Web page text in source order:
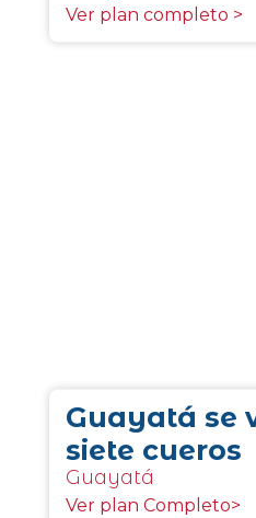
Ver plan completo >
Guayatá se
siete cueros
Guayatá
Ver plan Completo>